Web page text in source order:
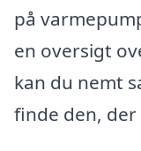
på
en oversigt
kan du nemt
finde den,